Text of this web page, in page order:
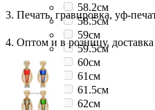
58.2см
58.5см
59см
59.5см
60см
61см
61.5см
62см
3. Печать, гравировка, уф-
4. Оптом и в розницу,